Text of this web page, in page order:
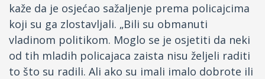
kaže da je osjećao sažaljenje prema policajcima
koji su ga zlostavljali. „Bili su obmanuti
vladinom politikom. Moglo se je osjetiti da neki
od tih mladih policajaca zaista nisu željeli raditi
to što su radili. Ali ako su imali imalo dobrote ili